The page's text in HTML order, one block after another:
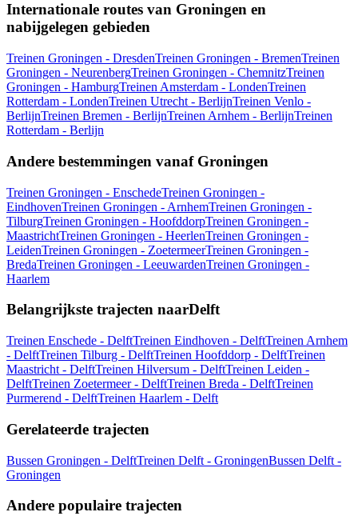
Internationale routes van Groningen en
nabijgelegen gebieden
Treinen Groningen - DresdenTreinen Groningen - BremenTreinen
Groningen - NeurenbergTreinen Groningen - ChemnitzTreinen
Groningen - HamburgTreinen Amsterdam - LondenTreinen
Rotterdam - LondenTreinen Utrecht - BerlijnTreinen Venlo -
BerlijnTreinen Bremen - BerlijnTreinen Arnhem - BerlijnTreinen
Rotterdam - Berlijn
Andere bestemmingen vanaf Groningen
Treinen Groningen - EnschedeTreinen Groningen -
EindhovenTreinen Groningen - ArnhemTreinen Groningen -
TilburgTreinen Groningen - HoofddorpTreinen Groningen -
MaastrichtTreinen Groningen - HeerlenTreinen Groningen -
LeidenTreinen Groningen - ZoetermeerTreinen Groningen -
BredaTreinen Groningen - LeeuwardenTreinen Groningen -
Haarlem
Belangrijkste trajecten naarDelft
Treinen Enschede - DelftTreinen Eindhoven - DelftTreinen Arnhem
- DelftTreinen Tilburg - DelftTreinen Hoofddorp - DelftTreinen
Maastricht - DelftTreinen Hilversum - DelftTreinen Leiden -
DelftTreinen Zoetermeer - DelftTreinen Breda - DelftTreinen
Purmerend - DelftTreinen Haarlem - Delft
Gerelateerde trajecten
Bussen Groningen - DelftTreinen Delft - GroningenBussen Delft -
Groningen
Andere populaire trajecten